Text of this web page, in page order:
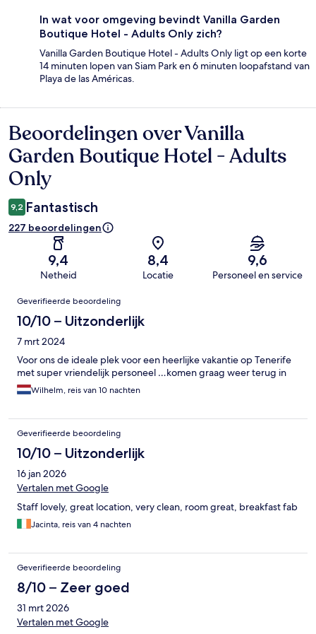
In wat voor omgeving bevindt Vanilla Garden
Boutique Hotel - Adults Only zich?
Vanilla Garden Boutique Hotel - Adults Only ligt op een korte
14 minuten lopen van Siam Park en 6 minuten loopafstand van
Playa de las Américas.
Beoordelingen
Beoordelingen over Vanilla
Garden Boutique Hotel - Adults
Only
9,2 Fantastisch
227 beoordelingen
9,4
Netheid
8,4
Locatie
9,6
Personeel en service
Beoordelingen
Geverifieerde beoordeling
10/10 – Uitzonderlijk
7 mrt 2024
Voor ons de ideale plek voor een heerlijke vakantie op Tenerife
met super vriendelijk personeel …komen graag weer terug in
Wilhelm, reis van 10 nachten
Geverifieerde beoordeling
10/10 – Uitzonderlijk
16 jan 2026
Vertalen met Google
Staff lovely, great location, very clean, room great, breakfast fab
Jacinta, reis van 4 nachten
Geverifieerde beoordeling
8/10 – Zeer goed
31 mrt 2026
Vertalen met Google